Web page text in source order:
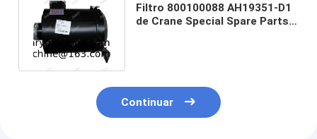
Filtro 800100088 AH19351-D1
de Crane Special Spare Parts
Continuar